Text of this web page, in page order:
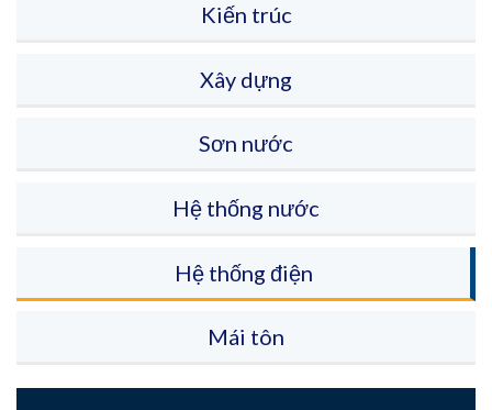
Kiến trúc
Xây dựng
Sơn nước
Hệ thống nước
Hệ thống điện
Mái tôn